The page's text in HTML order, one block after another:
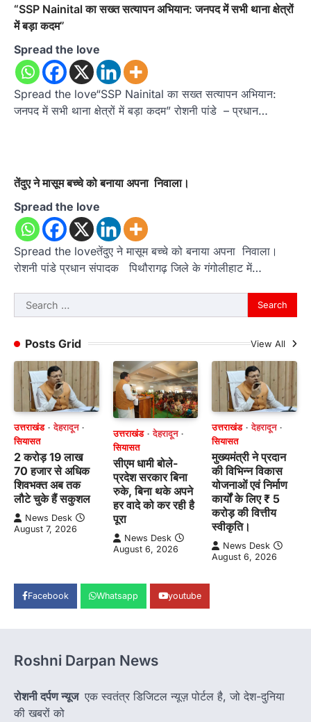
“SSP Nainital का सख्त सत्यापन अभियान: जनपद में सभी थाना क्षेत्रों
में बड़ा कदम”
Spread the love
Spread the love“SSP Nainital का सख्त सत्यापन अभियान:
जनपद में सभी थाना क्षेत्रों में बड़ा कदम” रोशनी पांडे – प्रधान…
तेंदुए ने मासूम बच्चे को बनाया अपना निवाला।
Spread the love
Spread the loveतेंदुए ने मासूम बच्चे को बनाया अपना निवाला।
रोशनी पांडे प्रधान संपादक पिथौरागढ़ जिले के गंगोलीहाट में…
Search
for:
Posts Grid
View All
उत्तराखंड
देहरादून
सियासत
2 करोड़ 19 लाख
70 हजार से अधिक
शिवभक्त अब तक
लौटे चुके हैं सकुशल
News Desk
August 7, 2026
उत्तराखंड
देहरादून
सियासत
सीएम धामी बोले-
प्रदेश सरकार बिना
रुके, बिना थके अपने
हर वादे को कर रही है
पूरा
News Desk
August 6, 2026
उत्तराखंड
देहरादून
सियासत
मुख्यमंत्री ने प्रदान
की विभिन्न विकास
योजनाओं एवं निर्माण
कार्यों के लिए ₹ 5
करोड़ की वित्तीय
स्वीकृति।
News Desk
August 6, 2026
Facebook Whatsapp youtube
Roshni Darpan News
रोशनी दर्पण न्यूज एक स्वतंत्र डिजिटल न्यूज़ पोर्टल है, जो देश-दुनिया
की खबरों को